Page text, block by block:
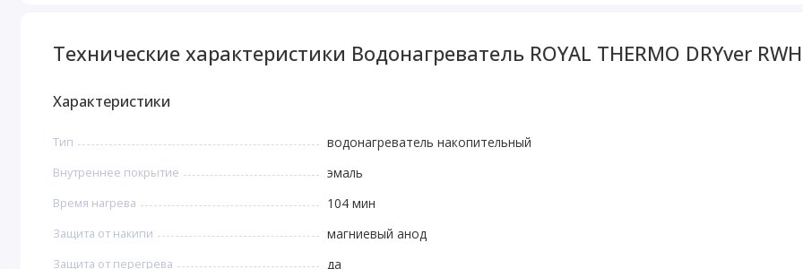
Технические характеристики Водонагреватель ROYAL THERMO DRYver
Характеристики
Тип водонагреватель накопительный
Внутреннее покрытие эмаль
Время нагрева 104 мин
Защита от накипи магниевый анод
Защита от перегрева да